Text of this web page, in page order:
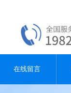
在线留言